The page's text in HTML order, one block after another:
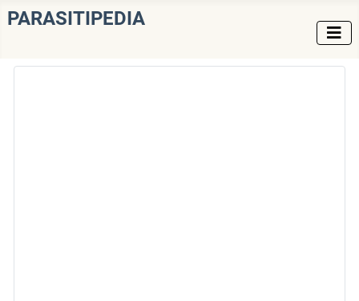
PARASITIPEDIA